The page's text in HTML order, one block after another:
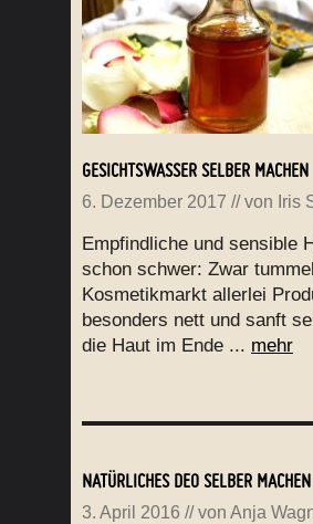
GESICHTSWASSER SELBER MACHEN
6. Dezember 2017 // von Iris
Empfindliche und sensible
schon schwer: Zwar
Kosmetikmarkt allerlei
besonders nett und sanft
die Haut im Ende ... mehr
NATÜRLICHES DEO SELBER MACHEN
3. April 2016 // von Anja